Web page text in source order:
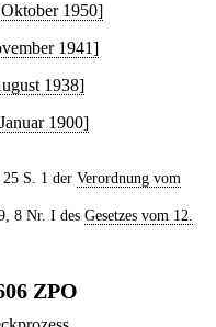
1950]
1941]
1938]
1900]
S. 1 der Verordnung vom
8 Nr. I des Gesetzes vom 12.
ZPO